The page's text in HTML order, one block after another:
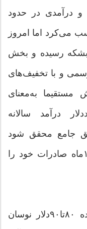
و درآمدی در حدود
می‌کرد اما امروز
به‌کمتر از ۵۰۰‌هزار بشکه رسیده و بخش
و با تخفیف‌های
به‌معنای
بیش از ۵۰‌میلیارددلار درآمد سالانه
جامع محقق شود
ایران می‌تواند در بازه زمانی ۶تا۱۲‌ماه صادرات خود را
با قیمت فعلی نفت که در محدوده ۸۰تا۹۰‌دلار نوسان